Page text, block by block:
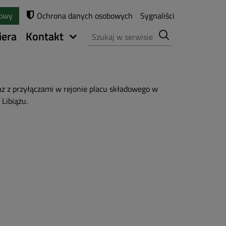
Ochrona danych osobowych Sygnaliści
Kontakt Szukaj
z przyłączami w rejonie placu składowego w